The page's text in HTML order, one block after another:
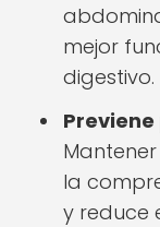
mejor
digestivo.
la
y reduce